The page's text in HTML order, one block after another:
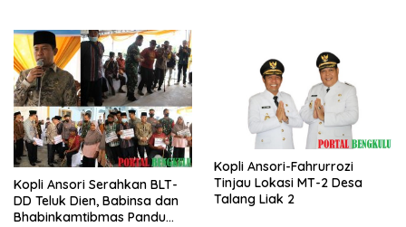
Kopli Ansori Serahkan BLT-
DD Teluk Dien, Babinsa dan
Bhabinkamtibmas Pandu
Kopli Ansori-Fahrurrozi
Tinjau Lokasi MT-2 Desa
Talang Liak 2